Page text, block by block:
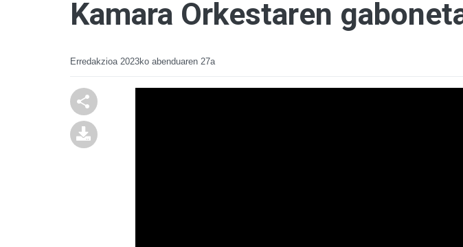
Kamara Orkestaren
Erredakzioa 2023ko abenduaren 27a